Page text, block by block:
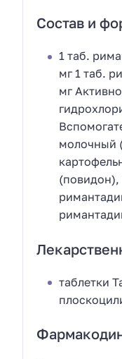
Состав и
1 таб.
мг 1 таб.
мг
молочный
(повидон),
таблетки